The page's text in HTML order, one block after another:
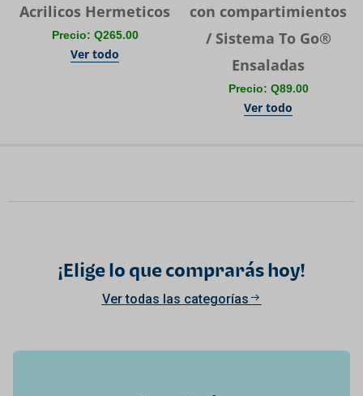
Acrilicos Hermeticos
Precio: Q265.00
Ver todo
con compartimientos
/ Sistema To Go®
Ensaladas
Precio: Q89.00
Ver todo
¡Elige lo que comprarás hoy!
Ver todas las categorías